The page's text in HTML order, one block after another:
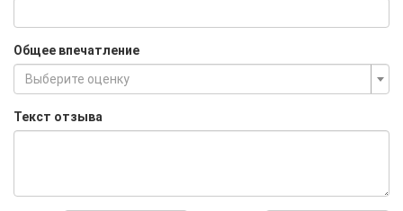
Общее впечатление
Выберите оценку
Текст отзыва